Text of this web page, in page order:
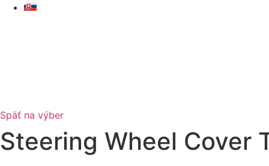
Skip
Späť na výber
Steering Wheel Cover